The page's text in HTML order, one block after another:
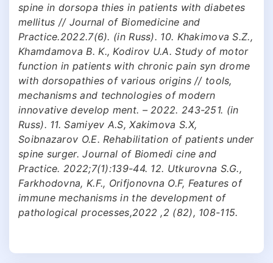
spine in dorsopa thies in patients with diabetes
mellitus // Journal of Biomedicine and
Practice.2022.7(6). (in Russ). 10. Khakimova S.Z.,
Khamdamova B. K., Kodirov U.A. Study of motor
function in patients with chronic pain syn drome
with dorsopathies of various origins // tools,
mechanisms and technologies of modern
innovative develop ment. – 2022. 243-251. (in
Russ). 11. Samiyev A.S, Xakimova S.X,
Soibnazarov O.E. Rehabilitation of patients under
spine surger. Journal of Biomedi cine and
Practice. 2022;7(1):139-44. 12. Utkurovna S.G.,
Farkhodovna, K.F., Orifjonovna O.F, Features of
immune mechanisms in the development of
pathological processes,2022 ,2 (82), 108-115.